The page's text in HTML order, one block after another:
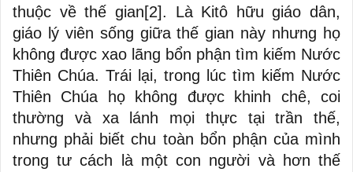
thuộc về thế gian[2]. Là Kitô hữu giáo dân,
giáo lý viên sống giữa thế gian này nhưng họ
không được xao lãng bổn phận tìm kiếm Nước
Thiên Chúa. Trái lại, trong lúc tìm kiếm Nước
Thiên Chúa họ không được khinh chê, coi
thường và xa lánh mọi thực tại trần thế,
nhưng phải biết chu toàn bổn phận của mình
trong tư cách là một con người và hơn thế